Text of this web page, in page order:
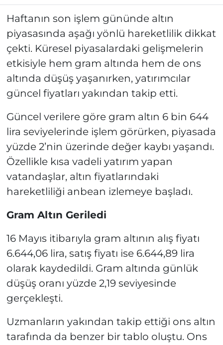
Haftanın son işlem gününde altın
piyasasında aşağı yönlü hareketlilik dikkat
çekti. Küresel piyasalardaki gelişmelerin
etkisiyle hem gram altında hem de ons
altında düşüş yaşanırken, yatırımcılar
güncel fiyatları yakından takip etti.
Güncel verilere göre gram altın 6 bin 644
lira seviyelerinde işlem görürken, piyasada
yüzde 2’nin üzerinde değer kaybı yaşandı.
Özellikle kısa vadeli yatırım yapan
vatandaşlar, altın fiyatlarındaki
hareketliliği anbean izlemeye başladı.
Gram Altın Geriledi
16 Mayıs itibarıyla gram altının alış fiyatı
6.644,06 lira, satış fiyatı ise 6.644,89 lira
olarak kaydedildi. Gram altında günlük
düşüş oranı yüzde 2,19 seviyesinde
gerçekleşti.
Uzmanların yakından takip ettiği ons altın
tarafında da benzer bir tablo oluştu. Ons